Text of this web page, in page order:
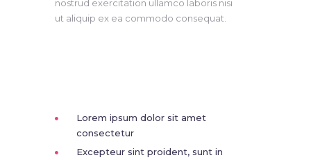
nostrud exercitation ullamco laboris nisi
ut aliquip ex ea commodo consequat.
Lorem ipsum dolor sit amet
consectetur
Excepteur sint proident, sunt in